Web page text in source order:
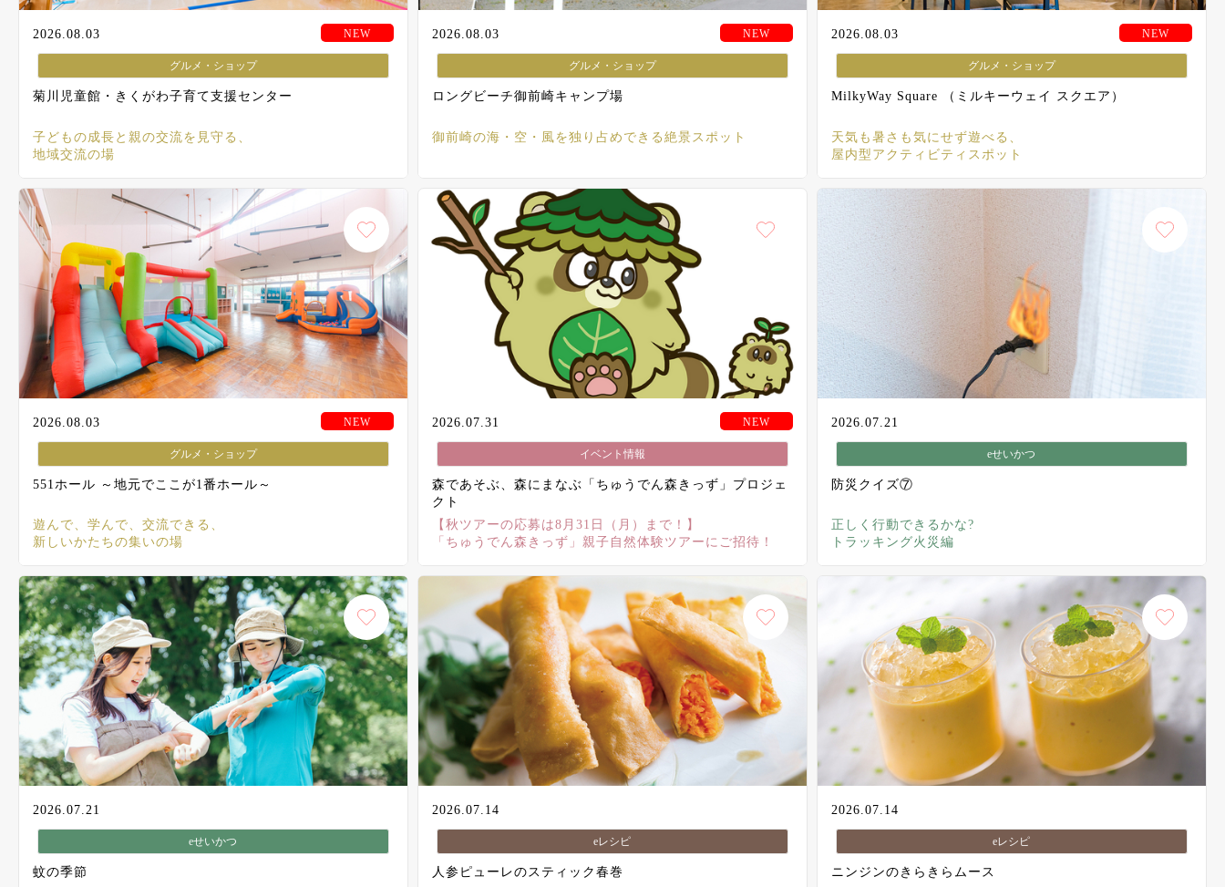
2026.08.03
グルメ・ショップ
菊川児童館・きくがわ子育て支援センター
子どもの成長と親の交流を見守る、
地域交流の場
2026.08.03
グルメ・ショップ
ロングビーチ御前崎キャンプ場
御前崎の海・空・風を独り占めできる絶景スポット
2026.08.03
グルメ・ショップ
MilkyWay Square （ミルキーウェイ スクエア）
天気も暑さも気にせず遊べる、
屋内型アクティビティスポット
2026.08.03
グルメ・ショップ
551ホール ～地元でここが1番ホール～
遊んで、学んで、交流できる、
新しいかたちの集いの場
2026.07.31
イベント情報
森であそぶ、森にまなぶ「ちゅうでん森きっず」プロジェ
クト
【秋ツアーの応募は8月31日（月）まで！】
「ちゅうでん森きっず」親子自然体験ツアーにご招待！
2026.07.21
eせいかつ
防災クイズ⑦
正しく行動できるかな?
トラッキング火災編
2026.07.21
eせいかつ
蚊の季節
2026.07.14
eレシピ
人参ピューレのスティック春巻
2026.07.14
eレシピ
ニンジンのきらきらムース